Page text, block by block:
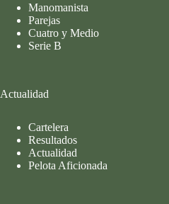
Manomanista
Parejas
Cuatro y Medio
Serie B
Actualidad
Cartelera
Resultados
Actualidad
Pelota Aficionada